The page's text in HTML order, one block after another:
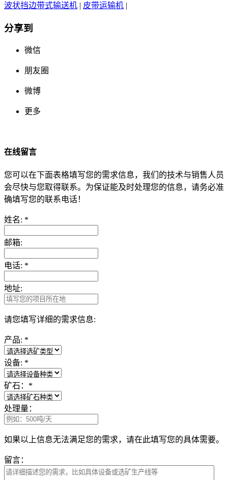
波状挡边带式输送机 | 皮带运输机 |
分享到
微信
朋友圈
微博
更多
在线留言
您可以在下面表格填写您的需求信息，我们的技术与销售人员
会尽快与您取得联系。为保证能及时处理您的信息，请务必准
确填写您的联系电话！
姓名: *
邮箱:
电话: *
地址:
请您填写详细的需求信息:
产品: *
设备: *
矿石： *
处理量：
如果以上信息无法满足您的需求，请在此填写您的具体需要。
留言：